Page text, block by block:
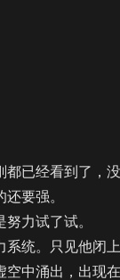
已经看到了，
要强。
力试了试。
。只见他闭上
中涌出，出现